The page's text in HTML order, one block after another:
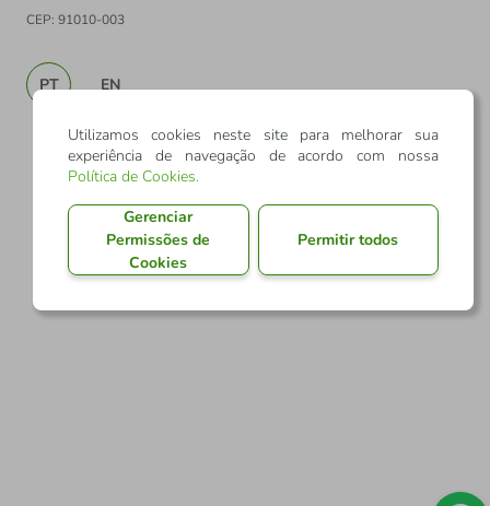
CEP: 91010-003
PT EN
Utilizamos cookies neste site para melhorar sua
experiência de navegação de acordo com nossa
Política de Cookies.
Gerenciar
Permissões de
Cookies
Permitir todos